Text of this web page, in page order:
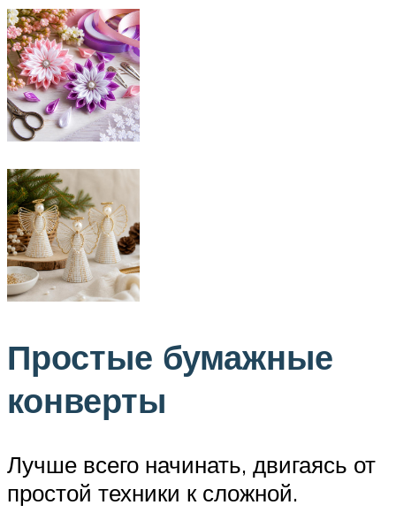
Простые бумажные
конверты
Лучше всего начинать, двигаясь от
простой техники к сложной.